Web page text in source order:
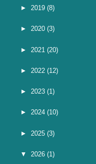
► 2019 (8)
► 2020 (3)
► 2021 (20)
► 2022 (12)
► 2023 (1)
► 2024 (10)
► 2025 (3)
▼ 2026 (1)